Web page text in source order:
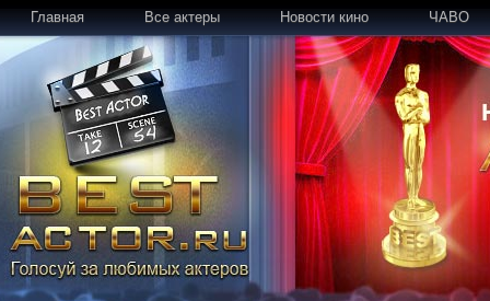
Главная Все актеры Новости кино ЧАВО